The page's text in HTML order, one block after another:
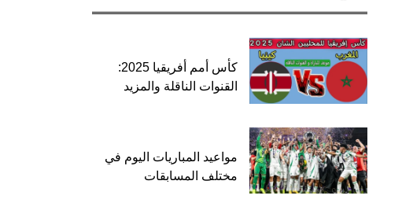
كأس أمم أفريقيا 2025:
القنوات الناقلة والمزيد
مواعيد المباريات اليوم في
مختلف المسابقات